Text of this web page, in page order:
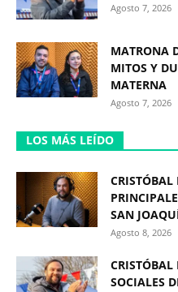
Agosto 7, 2026
MATRONA
MITOS Y
MATERNA
Agosto 7, 2026
LOS MÁS LEÍDO
CRISTÓBAL
SAN
Agosto 8, 2026
CRISTÓBAL
SOCIALES